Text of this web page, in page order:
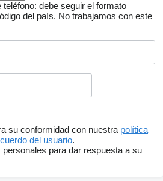
debe seguir el formato
del país. No trabajamos con este
su conformidad con nuestra política
del usuario.
para dar respuesta a su